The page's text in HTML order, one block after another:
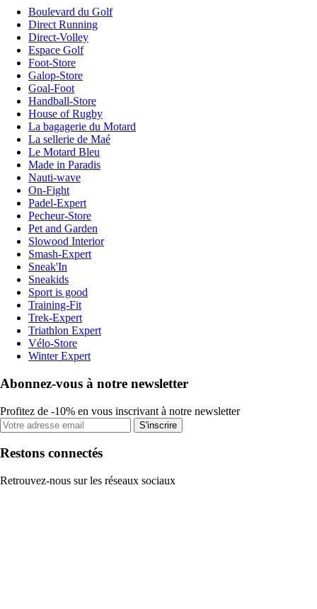
Boulevard du Golf
Direct Running
Direct-Volley
Espace Golf
Foot-Store
Galop-Store
Goal-Foot
Handball-Store
House of Rugby
La bagagerie du Motard
La sellerie de Maé
Le Motard Bleu
Made in Paradis
Nauti-wave
On-Fight
Padel-Expert
Pecheur-Store
Pet and Garden
Slowood Interior
Smash-Expert
Sneak'In
Sneakids
Sport is good
Training-Fit
Trek-Expert
Triathlon Expert
Vélo-Store
Winter Expert
Abonnez-vous à notre newsletter
Profitez de -10% en vous inscrivant à notre newsletter
S'inscrire
Restons connectés
Retrouvez-nous sur les réseaux sociaux